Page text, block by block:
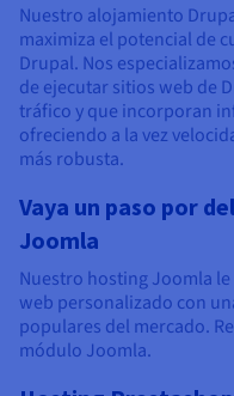
Nuestro alojamiento
maximiza el potencial de
Drupal. Nos
de ejecutar sitios web de
tráfico y que incorporan
ofreciendo a la vez
más robusta.
Vaya un paso por
Joomla
Nuestro hosting Joomla
web personalizado con
populares del mercado.
módulo Joomla.